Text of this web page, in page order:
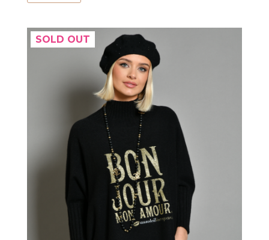
SOLD OUT